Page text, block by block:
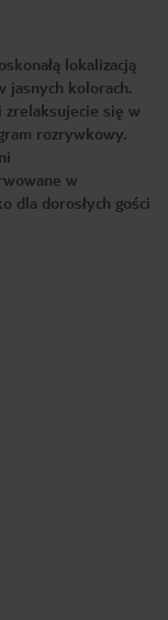
lokalizacją
jasnych kolorach.
zrelaksujecie się w
rozrywkowy.
w
dla dorosłych gości